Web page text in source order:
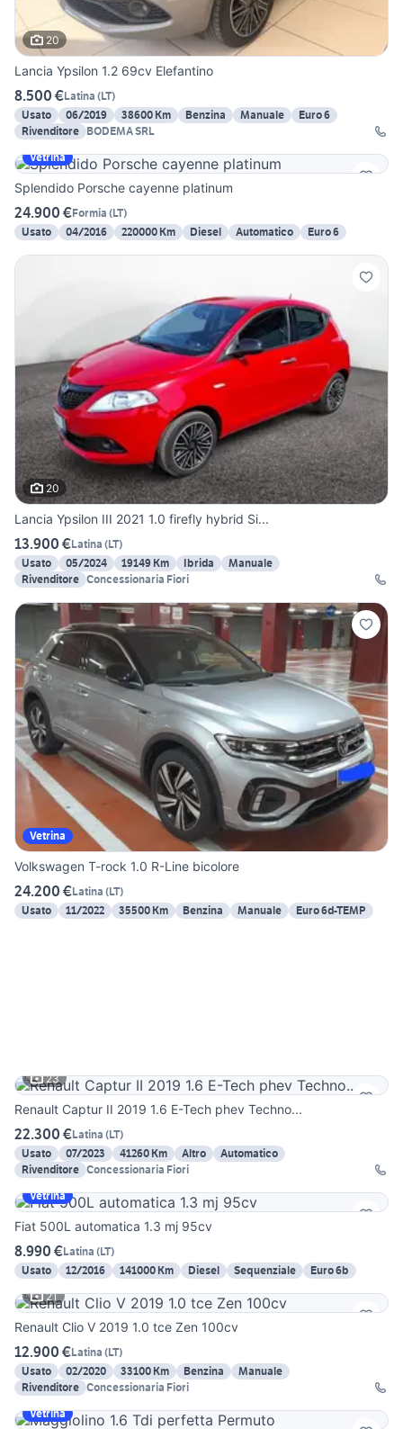
20
Lancia Ypsilon 1.2 69cv Elefantino
8.500 €Latina (LT)
Usato
06/2019 38600 Km Benzina Manuale
Euro 6
Rivenditore BODEMA SRL
Vetrina
Splendido Porsche cayenne platinum
24.900 €Formia (LT)
Usato
04/2016 220000 Km Diesel Automatico Euro 6
20
Lancia Ypsilon III 2021 1.0 firefly hybrid Si...
13.900 €Latina (LT)
Usato
05/2024 19149 Km Ibrida
Manuale
Rivenditore Concessionaria Fiori
Vetrina
Volkswagen T-rock 1.0 R-Line bicolore
24.200 €Latina (LT)
Usato
11/2022 35500 Km Benzina Manuale Euro 6d-TEMP
23
Renault Captur II 2019 1.6 E-Tech phev Techno...
22.300 €Latina (LT)
Usato
07/2023 41260 Km Altro
Automatico
Rivenditore Concessionaria Fiori
Vetrina
Fiat 500L automatica 1.3 mj 95cv
8.990 €Latina (LT)
Usato
12/2016 141000 Km Diesel Sequenziale
Euro 6b
21
Renault Clio V 2019 1.0 tce Zen 100cv
12.900 €Latina (LT)
Usato
02/2020 33100 Km Benzina
Manuale
Rivenditore Concessionaria Fiori
Vetrina